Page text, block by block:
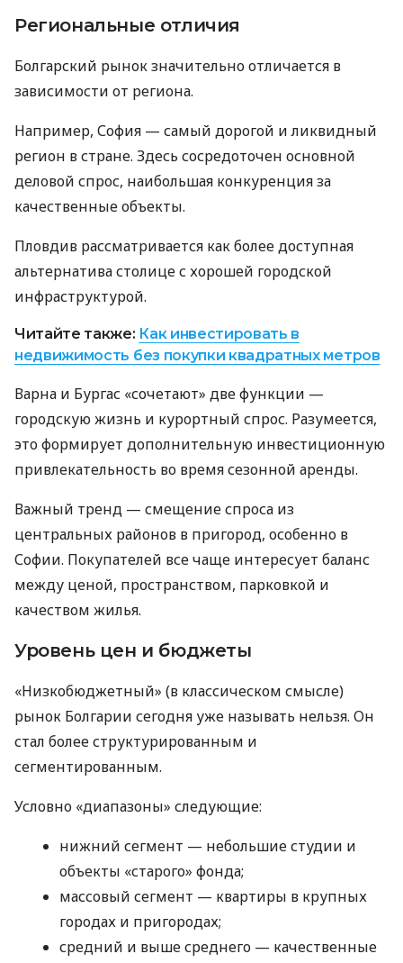
Региональные отличия
Болгарский рынок значительно отличается в
зависимости от региона.
Например, София — самый дорогой и ликвидный
регион в стране. Здесь сосредоточен основной
деловой спрос, наибольшая конкуренция за
качественные объекты.
Пловдив рассматривается как более доступная
альтернатива столице с хорошей городской
инфраструктурой.
Читайте также: Как инвестировать в
недвижимость без покупки квадратных метров
Варна и Бургас «сочетают» две функции —
городскую жизнь и курортный спрос. Разумеется,
это формирует дополнительную инвестиционную
привлекательность во время сезонной аренды.
Важный тренд — смещение спроса из
центральных районов в пригород, особенно в
Софии. Покупателей все чаще интересует баланс
между ценой, пространством, парковкой и
качеством жилья.
Уровень цен и бюджеты
«Низкобюджетный» (в классическом смысле)
рынок Болгарии сегодня уже называть нельзя. Он
стал более структурированным и
сегментированным.
Условно «диапазоны» следующие:
нижний сегмент — небольшие студии и
объекты «старого» фонда;
массовый сегмент — квартиры в крупных
городах и пригородах;
средний и выше среднего — качественные